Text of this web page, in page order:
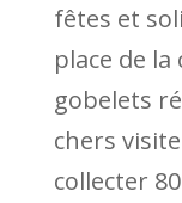
fêtes et
place de
gobelets
chers
collecter